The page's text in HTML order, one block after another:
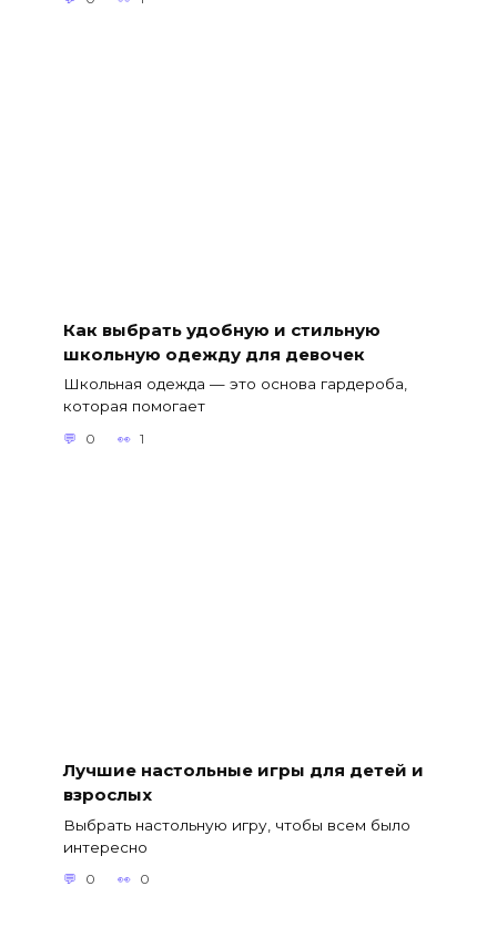
Как выбрать удобную и стильную
школьную одежду для девочек
Школьная одежда — это основа гардероба,
которая помогает
0 1
Лучшие настольные игры для детей и
взрослых
Выбрать настольную игру, чтобы всем было
интересно
0 0